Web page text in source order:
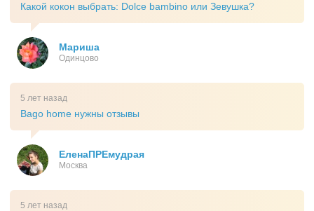
Какой кокон выбрать: Dolce bambino или Зевушка?
Мариша
Одинцово
5 лет назад
Bago home нужны отзывы
ЕленаПРЕмудрая
Москва
5 лет назад